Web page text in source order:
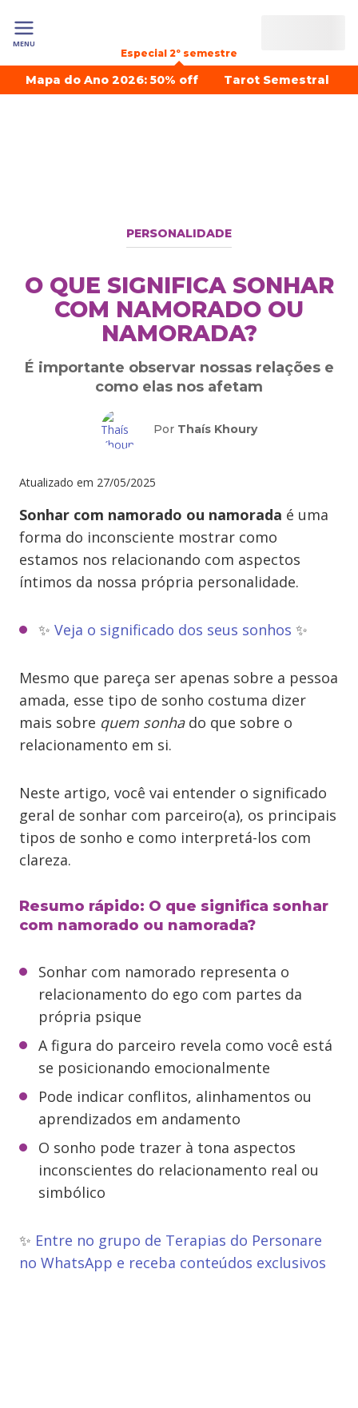
MENU
Especial 2º semestre
Mapa do Ano 2026: 50% off Tarot Semestral
PERSONALIDADE
O QUE SIGNIFICA SONHAR
COM NAMORADO OU
NAMORADA?
É importante observar nossas relações e
como elas nos afetam
Por Thaís Khoury
Atualizado em 27/05/2025
Sonhar com namorado ou namorada é uma
forma do inconsciente mostrar como
estamos nos relacionando com aspectos
íntimos da nossa própria personalidade.
✨ Veja o significado dos seus sonhos ✨
Mesmo que pareça ser apenas sobre a pessoa
amada, esse tipo de sonho costuma dizer
mais sobre quem sonhado que sobre o
relacionamento em si.
Neste artigo, você vai entender o significado
geral de sonhar com parceiro(a), os principais
tipos de sonho e como interpretá-los com
clareza.
Resumo rápido: O que significa sonhar
com namorado ou namorada?
Sonhar com namorado representa o
relacionamento do ego com partes da
própria psique
A figura do parceiro revela como você está
se posicionando emocionalmente
Pode indicar conflitos, alinhamentos ou
aprendizados em andamento
O sonho pode trazer à tona aspectos
inconscientes do relacionamento real ou
simbólico
✨ Entre no grupo de Terapias do Personare
no WhatsApp e receba conteúdos exclusivos